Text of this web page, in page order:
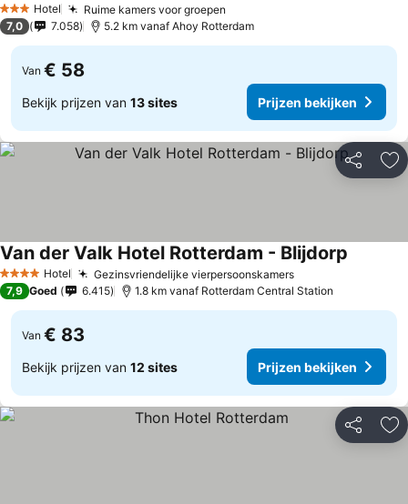
3 SterrenHotel Ruime kamers voor groepen
7,0 7.058 5.2 km vanaf Ahoy Rotterdam
Van € 58
Bekijk prijzen van 13 sites Prijzen bekijken
Delen
4 SterrenHotel Gezinsvriendelijke vierpersoonskamers
Van der Valk Hotel Rotterdam - Blijdorp
7,9 Goed 6.415 1.8 km vanaf Rotterdam Central Station
Van € 83
Bekijk prijzen van 12 sites Prijzen bekijken
Delen